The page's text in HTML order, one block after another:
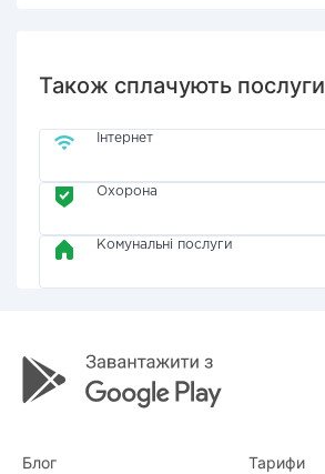
Також сплачують послуги
Інтернет
Охорона
Комунальні послуги
Блог Тарифи